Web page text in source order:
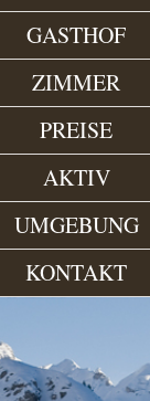
GASTHOF
ZIMMER
PREISE
AKTIV
UMGEBUNG
KONTAKT